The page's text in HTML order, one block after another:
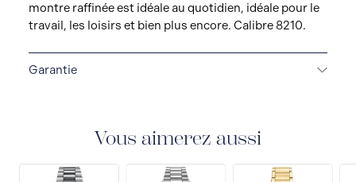
montre raffinée est idéale au quotidien, idéale pour le
travail, les loisirs et bien plus encore. Calibre 8210.
Garantie
that covers the repair of any manufacturing defects.
Vous aimerez aussi